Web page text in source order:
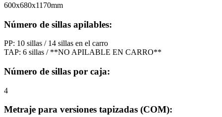
600x680x1170mm
Número de sillas apilables:
PP: 10 sillas / 14 sillas en el carro
TAP: 6 sillas / **NO APILABLE EN CARRO**
Número de sillas por caja:
4
Metraje para versiones tapizadas (COM):